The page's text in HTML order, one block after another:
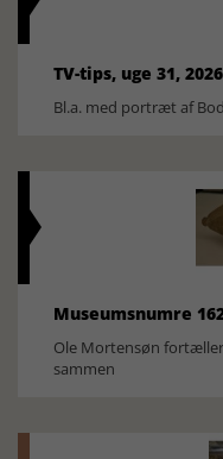
TV-tips, uge 31, 2026
Bl.a. med portræt af
Museumsnumre
Ole Mortensøn
sammen